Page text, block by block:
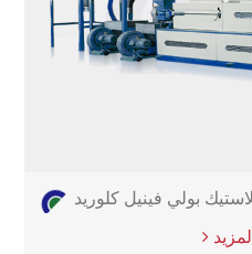
بولي فينيل كلوريد